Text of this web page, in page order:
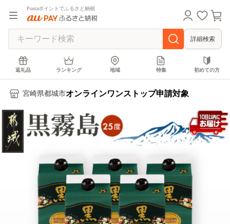
Pontaポイントでふるさと納税
詳細検索
返礼品 ランキング 地域 特集 初めての方
宮崎県都城市オンラインワンストップ申請対象